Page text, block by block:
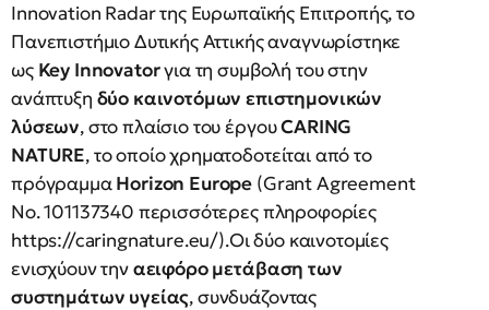
Innovation Radar της Ευρωπαϊκής Επιτροπής, το
Πανεπιστήμιο Δυτικής Αττικής αναγνωρίστηκε
ως Key Innovatorγια τη συμβολή του στην
ανάπτυξη δύο καινοτόμων επιστημονικών
λύσεων, στο πλαίσιο του έργουCARING
NATURE, το οποίο χρηματοδοτείται από το
πρόγραμμαHorizon Europe (Grant Agreement
No. 101137340 περισσότερες πληροφορίες
https://caringnature.eu/).Οι δύο καινοτομίες
ενισχύουν τηναειφόρο μετάβαση των
συστημάτων υγείας, συνδυάζοντας